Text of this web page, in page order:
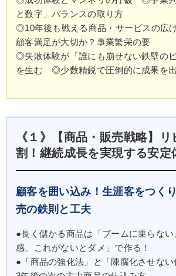
と数字」バランスの取り方
◎10年後も戦える商品・サービスの広
顧客満足が大切か？事業繁栄の要
◎失敗体験が「誰にも崩せない鉄壁のビ
を生む ◎少数精鋭で圧倒的に成果を
《１》【商品・販売戦略】リ
割！継続成長を実現する安定
顧客を囲い込み！生涯客をつく
売の鉄則と工夫
●長く儲かる商品は「ブームに乗らな
感、これがないとダメ」で作る！
●「商品の強化法」と「陳腐化させな